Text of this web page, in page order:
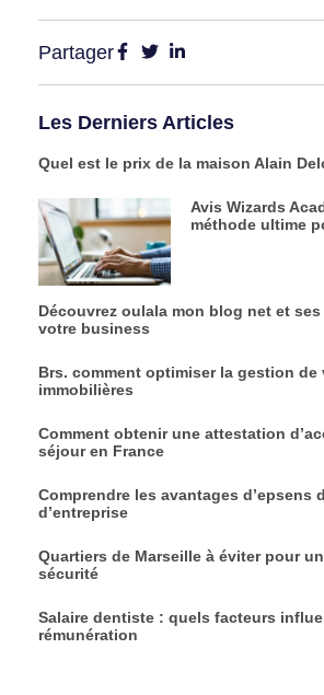
Partager
Les Derniers Articles
Quel est le prix de la maison Alain
Avis Wizards
méthode ultime
Découvrez oulala mon blog net et
votre business
Brs. comment optimiser la gestion
immobilières
Comment obtenir une attestation
séjour en France
Comprendre les avantages d’epsens
d’entreprise
Quartiers de Marseille à éviter pour
sécurité
Salaire dentiste : quels facteurs
rémunération